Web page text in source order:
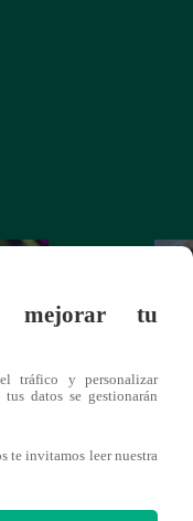
mejorar tu
tráfico y personalizar
, tus datos se gestionarán
te invitamos leer nuestra